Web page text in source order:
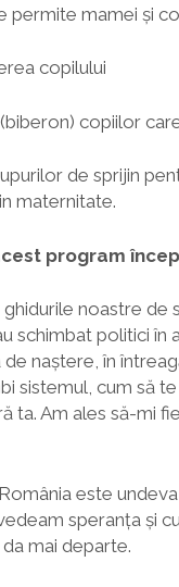
permite mamei şi
copilului
copiilor
de sprijin
maternitate.
program
noastre
schimbat politici
naștere, în
sistemul, cum să
ta. Am ales să-mi
este
speranța și
mai departe.